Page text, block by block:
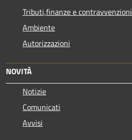
Tributi,finanze e contravvenzioni
Ambiente
Autorizzazioni
NOVITÀ
Notizie
Comunicati
Avvisi